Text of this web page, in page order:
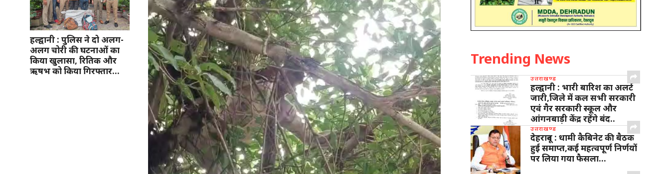
हल्द्वानी : पुलिस ने दो अलग-
अलग चोरी की घटनाओं का
किया खुलासा, रितिक और
ऋषभ को किया गिरफ्तार…
Trending News
उत्तराखण्ड
हल्द्वानी : भारी बारिश का अलर्ट
जारी,जिले में कल सभी सरकारी
एवं गैर सरकारी स्कूल और
आंगनबाड़ी केंद्र रहेंगे बंद..
उत्तराखण्ड
देहरादून : धामी कैबिनेट की बैठक
हुई समाप्त,कई महत्वपूर्ण निर्णयों
पर लिया गया फैसला…